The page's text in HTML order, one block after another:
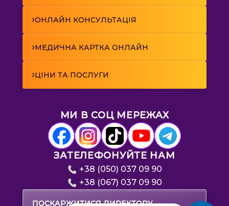
›ОНЛАЙН КОНСУЛЬТАЦІЯ
›МЕДИЧНА КАРТКА ОНЛАЙН
›ЦІНИ ТА ПОСЛУГИ
ПОСКАРЖИТИСЯ ДИРЕКТОРУ→
МИ В СОЦ МЕРЕЖАХ
ЗАТЕЛЕФОНУЙТЕ НАМ
+38 (050) 037 09 90
+38 (067) 037 09 90